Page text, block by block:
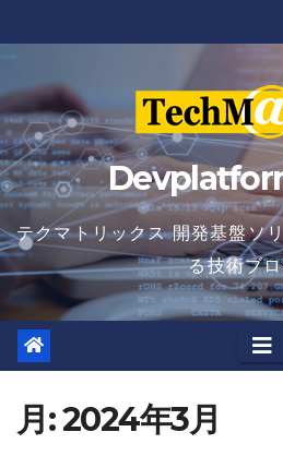
to
content
テクマトリックス 開発基盤ソ
る技術ブ
月:2024年3月